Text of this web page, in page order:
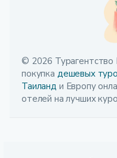
© 2026 Турагентство
покупка дешевых
Таиланд и Европу
отелей на лучших